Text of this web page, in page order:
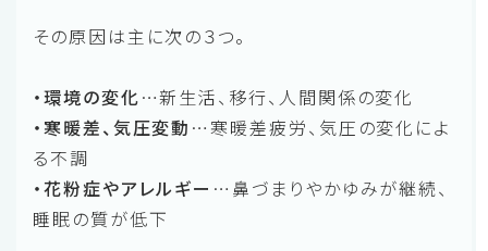
その原因は主に次の３つ。
・環境の変化…新生活、移行、人間関係の変化
・寒暖差、気圧変動 …寒暖差疲労、気圧の変化によ
る不調
・花粉症やアレルギー …鼻づまりやかゆみが継続、
睡眠の質が低下